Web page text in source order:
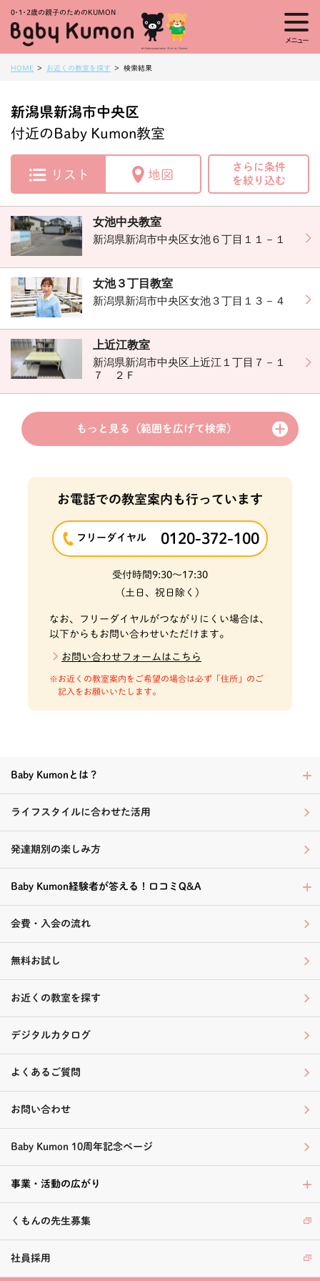
0・1・ 2歳の親子のためのKUMON
メニュー
HOME お近くの教室を探す 検索結果
新潟県新潟市中央区
付近のBaby Kumon教室
リスト 地図
さらに条件
を絞り込む
女池中央教室
新潟県新潟市中央区女池６丁目１１－１
女池３丁目教室
新潟県新潟市中央区女池３丁目１３－４
上近江教室
新潟県新潟市中央区上近江１丁目７－１
７ ２Ｆ
もっと見る （範囲を広げて検索）
お電話での教室案内も行っています
フリーダイヤル 0120-372-100
受付時間9:30～17:30
(土日、祝日除く)
なお、フリーダイヤルがつながりにくい場合は、
以下からもお問い合わせいただけます。
お問い合わせフォームはこちら
お近くの教室案内をご希望の場合は必ず「住所」のご
記入をお願いいたします。
Baby Kumonとは？
ライフスタイルに合わせた活用
発達期別の楽しみ方
Baby Kumon経験者が答える！口コミQ&A
会費・入会の流れ
無料お試し
お近くの教室を探す
デジタルカタログ
よくあるご質問
お問い合わせ
Baby Kumon 10周年記念ページ
事業・活動の広がり
くもんの先生募集
社員採用